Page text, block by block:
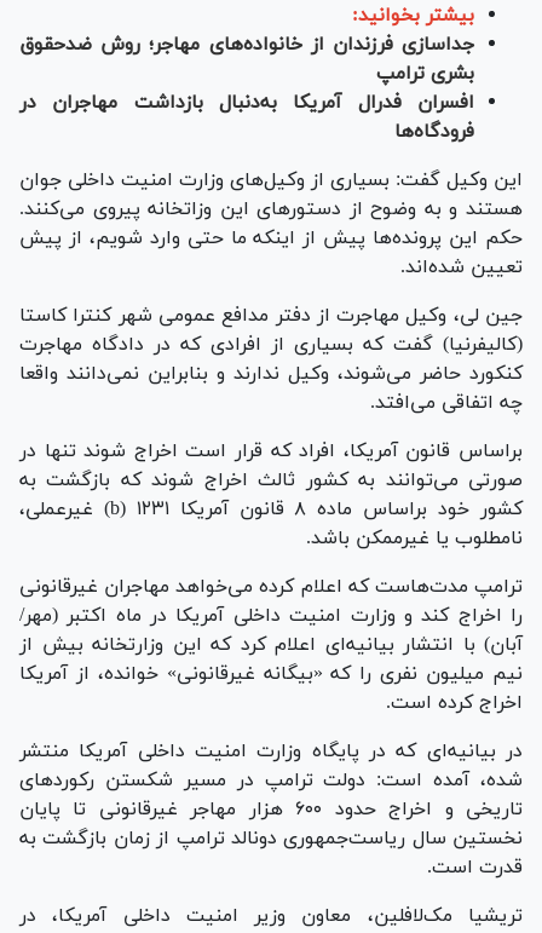
بیشتر بخوانید:
جداسازی فرزندان از خانواده‌های مهاجر؛ روش ضدحقوق
بشری ترامپ
افسران فدرال آمریکا به‌دنبال بازداشت مهاجران در
فرودگاه‌ها
این وکیل گفت: بسیاری از وکیل‌های وزارت امنیت داخلی جوان
هستند و به وضوح از دستور‌های این وزاتخانه پیروی می‌کنند.
حکم این پرونده‌ها پیش از اینکه ما حتی وارد شویم، از پیش
تعیین شده‌اند.
جین لی، وکیل مهاجرت از دفتر مدافع عمومی شهر کنترا کاستا
(کالیفرنیا) گفت که بسیاری از افرادی که در دادگاه مهاجرت
کنکورد حاضر می‌شوند، وکیل ندارند و بنابراین نمی‌دانند واقعا
چه اتفاقی می‌افتد.
براساس قانون آمریکا، افراد که قرار است اخراج شوند تنها در
صورتی می‌توانند به کشور ثالث اخراج شوند که بازگشت به
کشور خود براساس ماده ۸ قانون آمریکا ۱۲۳۱ (b) غیرعملی،
نامطلوب یا غیرممکن باشد.
ترامپ مدت‌هاست که اعلام کرده می‌خواهد مهاجران غیرقانونی
را اخراج کند و وزارت امنیت داخلی آمریکا در ماه اکتبر (مهر/
آبان) با انتشار بیانیه‌ای اعلام کرد که این وزارتخانه بیش از
نیم میلیون نفری را که «بیگانه غیرقانونی» خوانده، از آمریکا
اخراج کرده است.
در بیانیه‌ای که در پایگاه وزارت امنیت داخلی آمریکا منتشر
شده، آمده است: دولت ترامپ در مسیر شکستن رکورد‌های
تاریخی و اخراج حدود ۶۰۰ هزار مهاجر غیرقانونی تا پایان
نخستین سال ریاست‌جمهوری دونالد ترامپ از زمان بازگشت به
قدرت است.
تریشیا مک‌لافلین، معاون وزیر امنیت داخلی آمریکا، در